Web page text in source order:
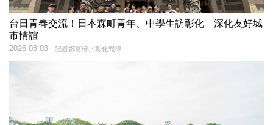
台日青春交流！日本森町青年、中學生訪彰化 深化友好城
市情誼
記者鄧富珍／彰化報導
2026-08-03